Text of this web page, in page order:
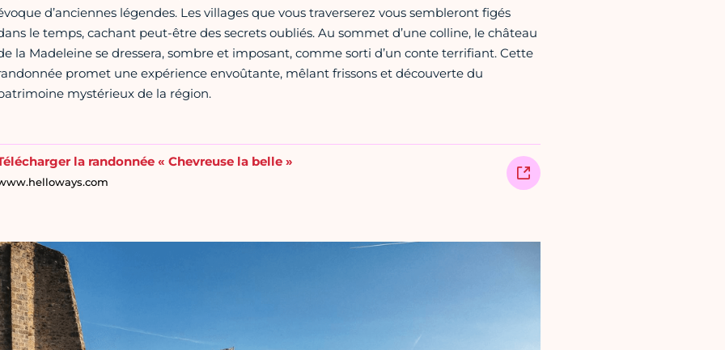
d’anciennes légendes. Les villages que vous traverserez vous sembleront figés
le temps, cachant peut-être des secrets oubliés. Au sommet d’une colline, le château
la Madeleine se dressera, sombre et imposant, comme sorti d’un conte terrifiant. Cette
promet une expérience envoûtante, mêlant frissons et découverte du
mystérieux de la région.
la randonnée « Chevreuse la belle »